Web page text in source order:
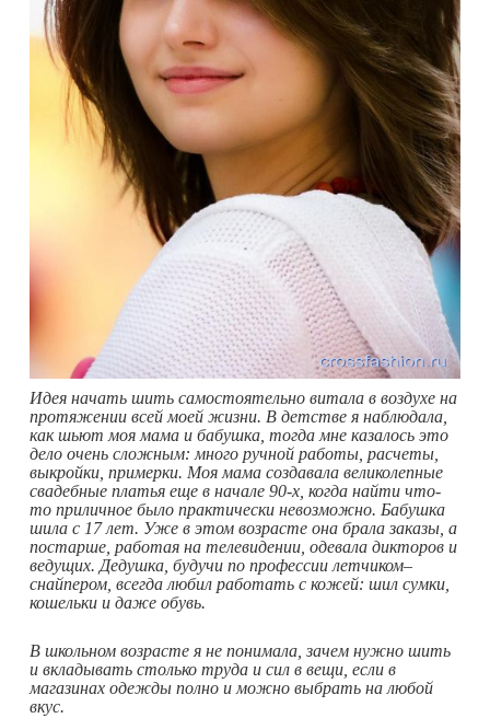
Идея начать шить самостоятельно витала в воздухе на
протяжении всей моей жизни. В детстве я наблюдала,
как шьют моя мама и бабушка, тогда мне казалось это
дело очень сложным: много ручной работы, расчеты,
выкройки, примерки. Моя мама создавала великолепные
свадебные платья еще в начале 90-х, когда найти что-
то приличное было практически невозможно. Бабушка
шила с 17 лет. Уже в этом возрасте она брала заказы, а
постарше, работая на телевидении, одевала дикторов и
ведущих. Дедушка, будучи по профессии летчиком–
снайпером, всегда любил работать с кожей: шил сумки,
кошельки и даже обувь.
В школьном возрасте я не понимала, зачем нужно шить
и вкладывать столько труда и сил в вещи, если в
магазинах одежды полно и можно выбрать на любой
вкус.